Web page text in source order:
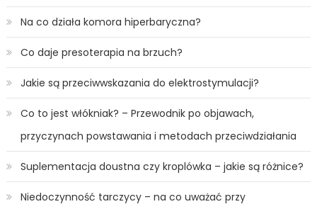
Na co działa komora hiperbaryczna?
Co daje presoterapia na brzuch?
Jakie są przeciwwskazania do elektrostymulacji?
Co to jest włókniak? – Przewodnik po objawach,
przyczynach powstawania i metodach przeciwdziałania
Suplementacja doustna czy kroplówka – jakie są różnice?
Niedoczynność tarczycy – na co uważać przy